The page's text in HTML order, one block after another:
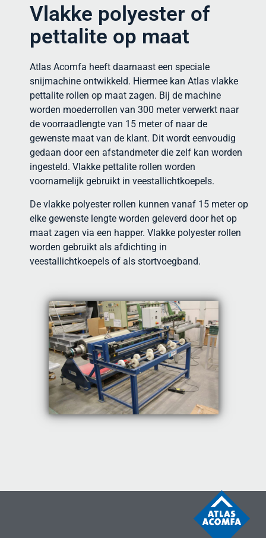
Vlakke polyester of
pettalite op maat
Atlas Acomfa heeft daarnaast een speciale
snijmachine ontwikkeld. Hiermee kan Atlas vlakke
pettalite rollen op maat zagen. Bij de machine
worden moederrollen van 300 meter verwerkt naar
de voorraadlengte van 15 meter of naar de
gewenste maat van de klant. Dit wordt eenvoudig
gedaan door een afstandmeter die zelf kan worden
ingesteld. Vlakke pettalite rollen worden
voornamelijk gebruikt in veestallichtkoepels.
De vlakke polyester rollen kunnen vanaf 15 meter op
elke gewenste lengte worden geleverd door het op
maat zagen via een happer. Vlakke polyester rollen
worden gebruikt als afdichting in
veestallichtkoepels of als stortvoegband.